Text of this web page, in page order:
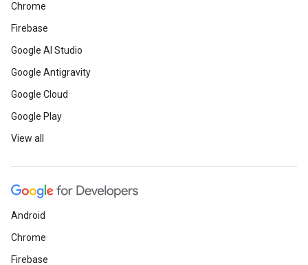
Chrome
Firebase
Google AI Studio
Google Antigravity
Google Cloud
Google Play
View all
Android
Chrome
Firebase